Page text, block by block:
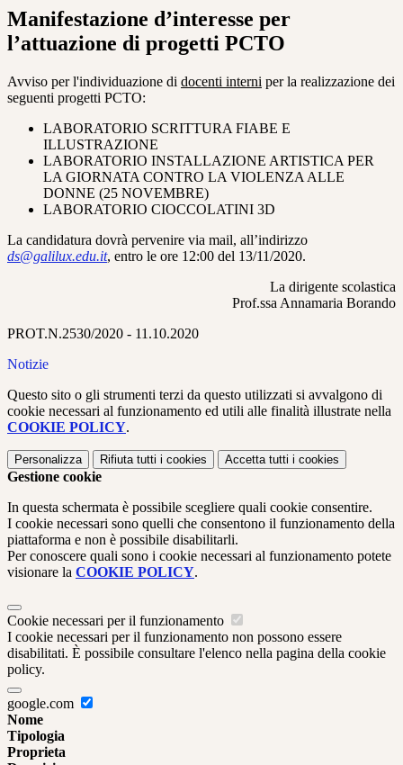
Manifestazione d’interesse per
l’attuazione di progetti PCTO
Avviso per l'individuazione di docenti interni per la realizzazione dei
seguenti progetti PCTO:
LABORATORIO SCRITTURA FIABE E
ILLUSTRAZIONE
LABORATORIO INSTALLAZIONE ARTISTICA PER
LA GIORNATA CONTRO LA VIOLENZA ALLE
DONNE (25 NOVEMBRE)
LABORATORIO CIOCCOLATINI 3D
La candidatura dovrà pervenire via mail, all’indirizzo
ds@galilux.edu.it, entro le ore 12:00 del 13/11/2020.
La dirigente scolastica
Prof.ssa Annamaria Borando
PROT.N.2530/2020 - 11.10.2020
Notizie
Questo sito o gli strumenti terzi da questo utilizzati si avvalgono di
cookie necessari al funzionamento ed utili alle finalità illustrate nella
COOKIE POLICY.
Personalizza Rifiuta tutti i cookies Accetta tutti i cookies
Gestione cookie
In questa schermata è possibile scegliere quali cookie consentire.
I cookie necessari sono quelli che consentono il funzionamento della
piattaforma e non è possibile disabilitarli.
Per conoscere quali sono i cookie necessari al funzionamento potete
visionare la COOKIE POLICY.
Cookie necessari per il funzionamento
I cookie necessari per il funzionamento non possono essere
disabilitati. È possibile consultare l'elenco nella pagina della cookie
policy.
google.com
Nome
Tipologia
Proprieta